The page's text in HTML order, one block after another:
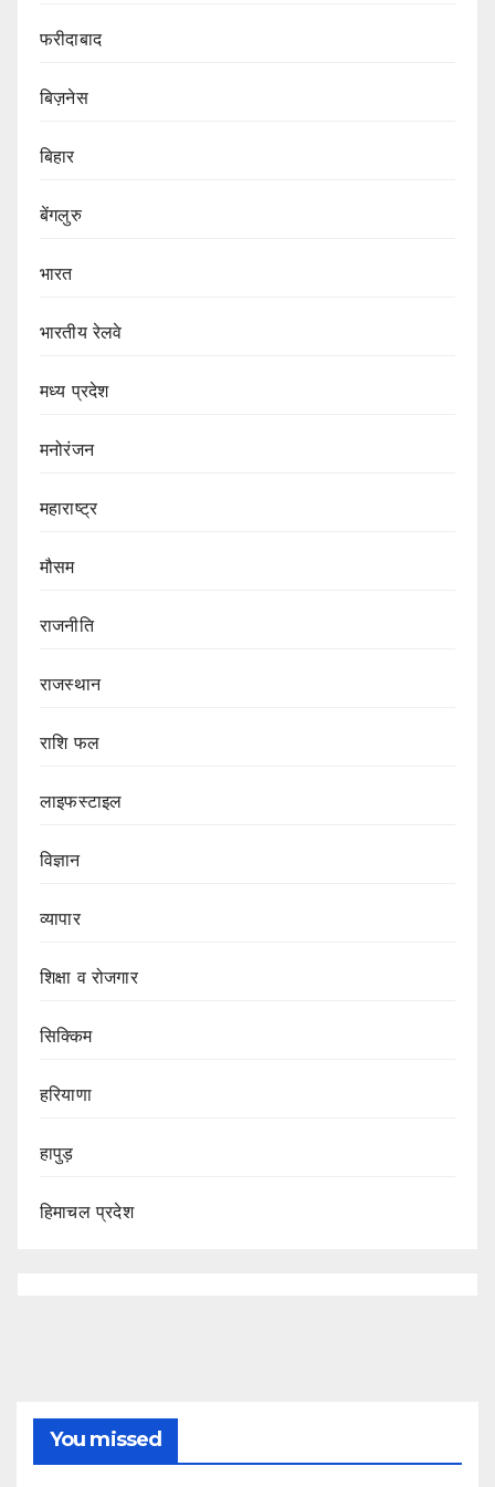
फरीदाबाद
बिज़नेस
बिहार
बेंगलुरु
भारत
भारतीय रेलवे
मध्य प्रदेश
मनोरंजन
महाराष्ट्र
मौसम
राजनीति
राजस्थान
राशि फल
लाइफस्टाइल
विज्ञान
व्यापार
शिक्षा व रोजगार
सिक्किम
हरियाणा
हापुड़
हिमाचल प्रदेश
You missed